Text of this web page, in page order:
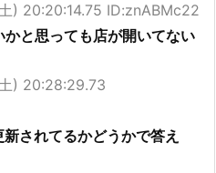
) 20:20:14.75 ID:znABMc22
と思っても店が開いてない
) 20:28:29.73
されてるかどうかで答え